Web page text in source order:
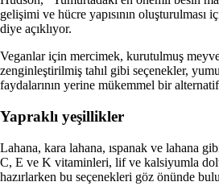
gelişimi ve hücre yapısının
diye açıklıyor.
Veganlar için mercimek, kurutulmuş
zenginleştirilmiş tahıl gibi seçenekler,
faydalarının yerine mükemmel bir
Yapraklı yeşillikler
Lahana, kara lahana, ıspanak ve lahana
C, E ve K vitaminleri, lif ve kalsiyumla
hazırlarken bu seçenekleri göz önünde